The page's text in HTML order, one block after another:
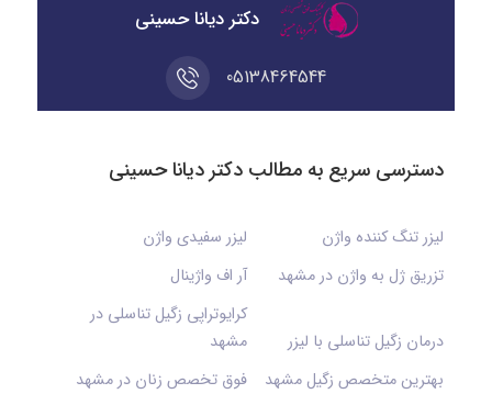
دکتر دیانا حسینی
05138464544
دسترسی سریع به مطالب دکتر دیانا حسینی
لیزر تنگ کننده واژن
لیزر سفیدی واژن
تزریق ژل به واژن در مشهد
آر اف واژینال
درمان زگیل تناسلی با لیزر
کرایوتراپی زگیل تناسلی در
مشهد
بهترین متخصص زگیل مشهد
فوق تخصص زنان در مشهد